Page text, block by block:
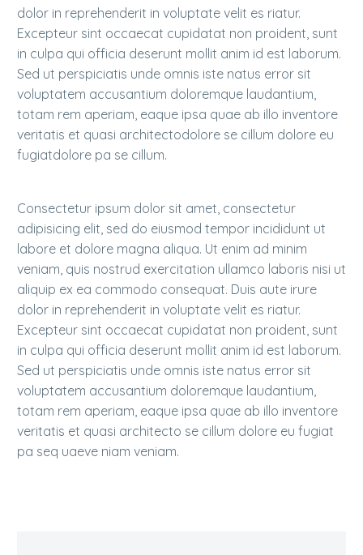
dolor in reprehenderit in voluptate velit es riatur.
Excepteur sint occaecat cupidatat non proident, sunt
in culpa qui officia deserunt mollit anim id est laborum.
Sed ut perspiciatis unde omnis iste natus error sit
voluptatem accusantium doloremque laudantium,
totam rem aperiam, eaque ipsa quae ab illo inventore
veritatis et quasi architectodolore se cillum dolore eu
fugiatdolore pa se cillum.
Consectetur ipsum dolor sit amet, consectetur
adipisicing elit, sed do eiusmod tempor incididunt ut
labore et dolore magna aliqua. Ut enim ad minim
veniam, quis nostrud exercitation ullamco laboris nisi ut
aliquip ex ea commodo consequat. Duis aute irure
dolor in reprehenderit in voluptate velit es riatur.
Excepteur sint occaecat cupidatat non proident, sunt
in culpa qui officia deserunt mollit anim id est laborum.
Sed ut perspiciatis unde omnis iste natus error sit
voluptatem accusantium doloremque laudantium,
totam rem aperiam, eaque ipsa quae ab illo inventore
veritatis et quasi architecto se cillum dolore eu fugiat
pa seq uaeve niam veniam.